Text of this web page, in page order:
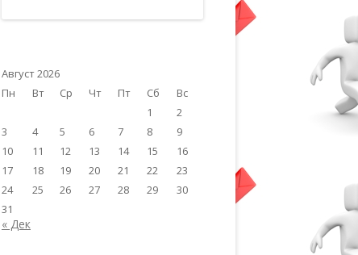
Август 2026
Пн
Вт Ср Чт Пт Сб
Вс
1
2
3
4 5 6 7 8
9
10
11 12 13 14 15
16
17
18 19 20 21 22
23
24
25 26 27 28 29
30
31
« Дек